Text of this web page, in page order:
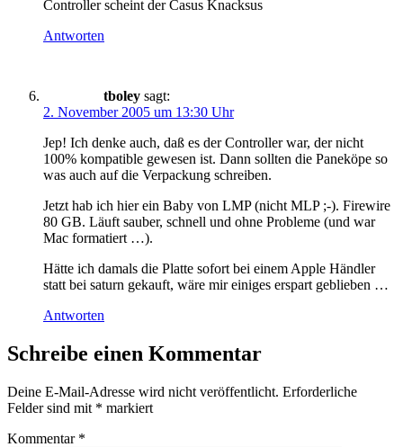
Controller scheint der Casus Knacksus
Antworten
tboley sagt:
2. November 2005 um 13:30 Uhr
Jep! Ich denke auch, daß es der Controller war, der nicht
100% kompatible gewesen ist. Dann sollten die Paneköpe so
was auch auf die Verpackung schreiben.
Jetzt hab ich hier ein Baby von LMP (nicht MLP ;-). Firewire
80 GB. Läuft sauber, schnell und ohne Probleme (und war
Mac formatiert …).
Hätte ich damals die Platte sofort bei einem Apple Händler
statt bei saturn gekauft, wäre mir einiges erspart geblieben …
Antworten
Schreibe einen Kommentar
Deine E-Mail-Adresse wird nicht veröffentlicht. Erforderliche
Felder sind mit * markiert
Kommentar *